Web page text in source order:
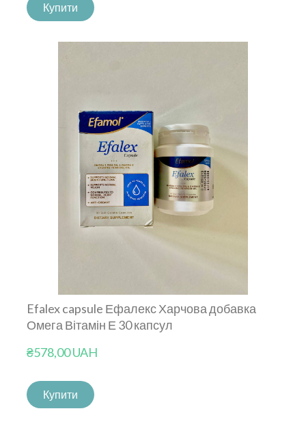
Купити
Efalex capsule Ефалекс Харчова добавка
Омега Вітамін Е 30 капсул
₴578,00 UAH
Купити